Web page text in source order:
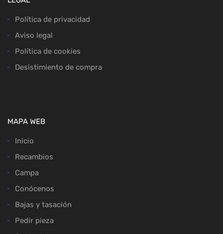
Política de privacidad
Aviso legal
Política de cookies
Desistimiento de compra
MAPA WEB
Inicio
Recambios
Campa
Conócenos
Bajas y tasación
Pedir pieza